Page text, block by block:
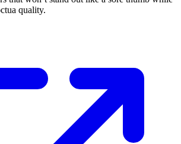
quality.